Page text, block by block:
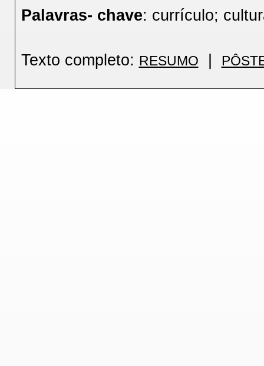
Palavras- chave: currículo;
Texto completo: RESUMO |